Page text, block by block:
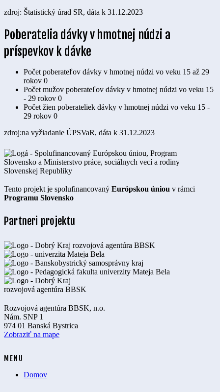
zdroj: Štatistický úrad SR, dáta k 31.12.2023
Poberatelia dávky v hmotnej núdzi a
príspevkov k dávke
Počet poberateľov dávky v hmotnej núdzi vo veku 15 až 29
rokov 0
Počet mužov poberateľov dávky v hmotnej núdzi vo veku 15
- 29 rokov 0
Počet žien poberateliek dávky v hmotnej núdzi vo veku 15 -
29 rokov 0
zdroj:na vyžiadanie ÚPSVaR, dáta k 31.12.2023
Tento projekt je spolufinancovaný Európskou úniou v rámci
Programu Slovensko
Partneri projektu
Rozvojová agentúra BBSK, n.o.
Nám. SNP 1
974 01 Banská Bystrica
Zobraziť na mape
MENU
Domov